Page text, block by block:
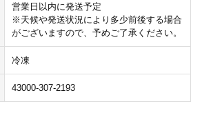
営業日以内に発送予定
※天候や発送状況により多少前後する場合
がございますので、予めご了承ください。
冷凍
43000-307-2193